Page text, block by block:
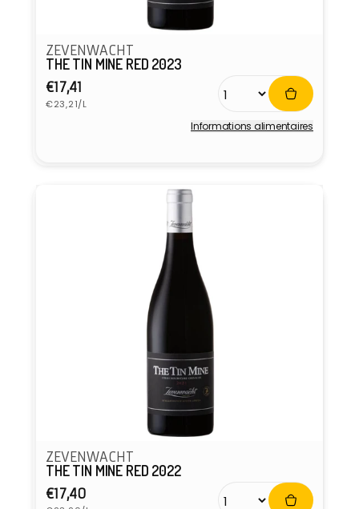
ZEVENWACHT
THE TIN MINE RED 2023
Prix
habituel
€17,41
Prix
unitaire
€23,21/L
Informations alimentaires
ZEVENWACHT
THE TIN MINE RED 2022
Prix
€17,40